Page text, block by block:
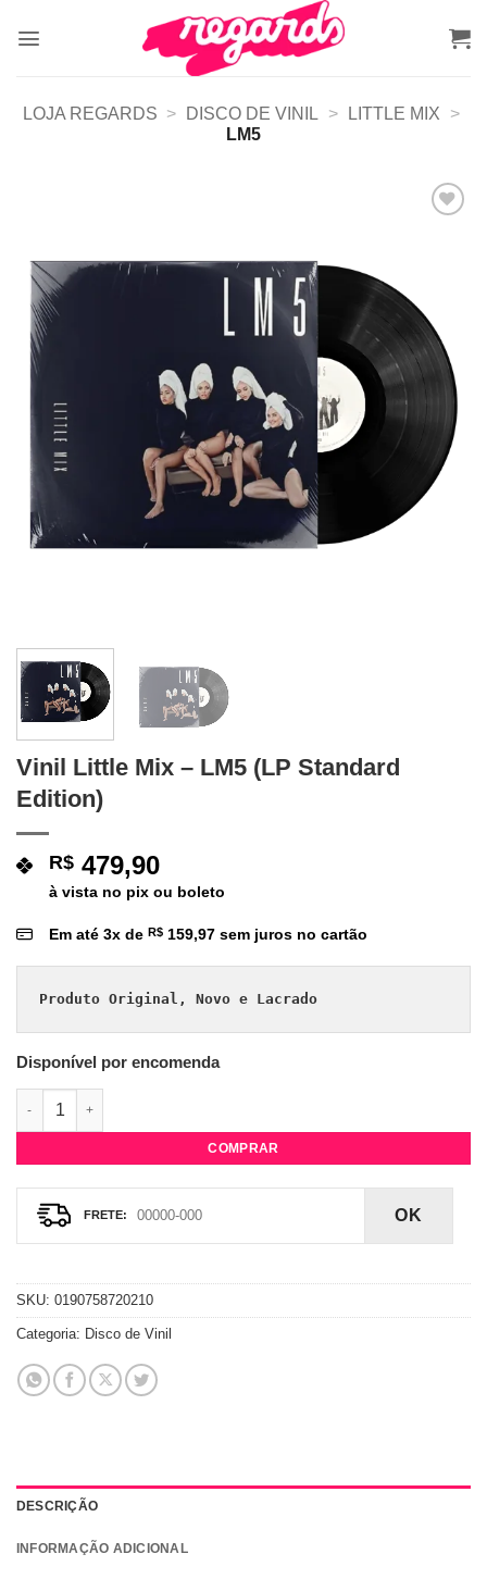
LOJA REGARDS > DISCO DE VINIL > LITTLE MIX
>
LM5
Vinil Little Mix – LM5 (LP Standard
Edition)
R$ 479,90
à vista no pix ou boleto
Em até 3x de R$ 159,97 sem juros no cartão
Produto Original, Novo e Lacrado
Disponível por encomenda
Vinil Little Mix - LM5 (LP Standard Edition) quantidade
COMPRAR
OK
SKU: 0190758720210
Categoria: Disco de Vinil
DESCRIÇÃO
INFORMAÇÃO ADICIONAL